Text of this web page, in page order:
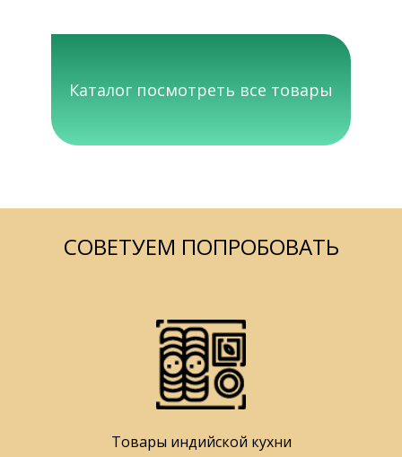
Каталог посмотреть все товары
СОВЕТУЕМ ПОПРОБОВАТЬ
Товары индийской кухни